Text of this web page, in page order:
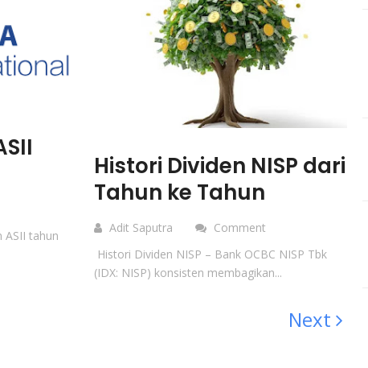
ASII tahun
Histori Dividen NISP dari
Tahun ke Tahun
Adit Saputra
Comment
Histori Dividen NISP – Bank OCBC NISP Tbk
(IDX: NISP) konsisten membagikan...
Next